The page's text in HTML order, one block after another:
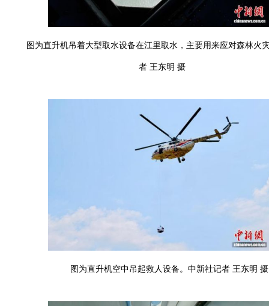
图为直升机吊着大型取水设备在江里取水，主要用来应对森林火
者 王东明 摄
图为直升机空中吊起救人设备。中新社记者 王东明 摄